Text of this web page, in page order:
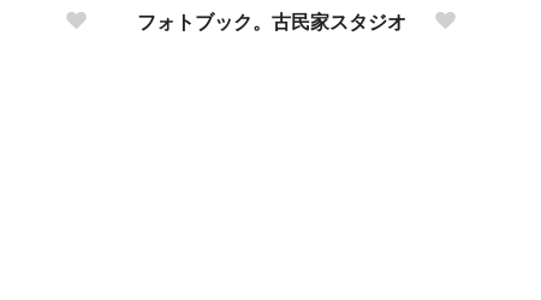
フォトブック。古民家スタジオ